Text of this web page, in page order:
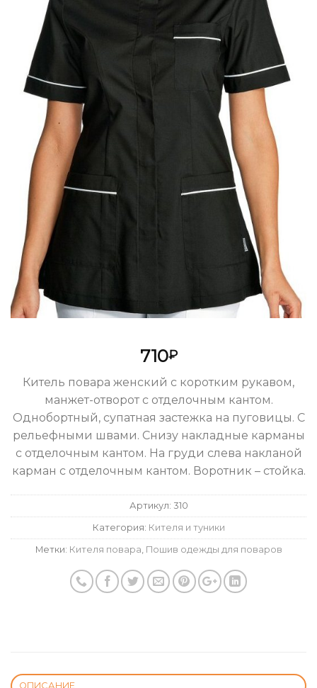
710₽
Китель повара женский с коротким рукавом,
манжет-отворот с отделочным кантом.
Однобортный, супатная застежка на пуговицы. С
рельефными швами. Снизу накладные карманы
с отделочным кантом. На груди слева накланой
карман с отделочным кантом. Воротник – стойка.
Артикул: 310
Категория: Кителя и туники
Метки: Кителя повара Пошив одежды для поваров
ОПИСАНИЕ